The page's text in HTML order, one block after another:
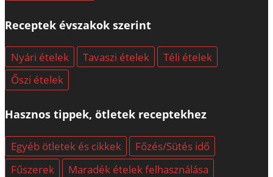
Receptek évszakok szerint
Nyári ételek Tavaszi ételek
Téli ételek
Őszi ételek
Hasznos tippek, ötletek receptekhez
Egyéb ötletek és cikkek
Főzés/Sütés idő
Fűszerek
Maradék ételek felhasználása